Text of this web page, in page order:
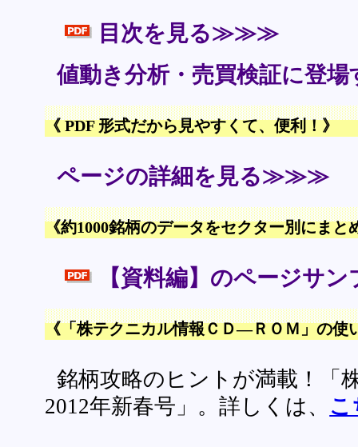
目次を見る≫≫≫
値動き分析・売買検証に登
《 PDF 形式だから見やすくて、便利！》
ページの詳細を見る≫≫≫
《約1000銘柄のデータをセクター別にまと
【資料編】のページサ
《「株テクニカル情報ＣＤ―ＲＯＭ」の使
銘柄攻略のヒントが満載！「
2012年新春号」。詳しくは、